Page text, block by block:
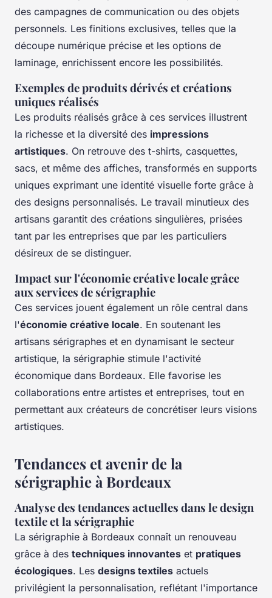
des campagnes de communication ou des objets
personnels. Les finitions exclusives, telles que la
découpe numérique précise et les options de
laminage, enrichissent encore les possibilités.
Exemples de produits dérivés et créations
uniques réalisés
Les produits réalisés grâce à ces services illustrent
la richesse et la diversité des impressions
artistiques. On retrouve des t-shirts, casquettes,
sacs, et même des affiches, transformés en supports
uniques exprimant une identité visuelle forte grâce à
des designs personnalisés. Le travail minutieux des
artisans garantit des créations singulières, prisées
tant par les entreprises que par les particuliers
désireux de se distinguer.
Impact sur l'économie créative locale grâce
aux services de sérigraphie
Ces services jouent également un rôle central dans
l'économie créative locale. En soutenant les
artisans sérigraphes et en dynamisant le secteur
artistique, la sérigraphie stimule l'activité
économique dans Bordeaux. Elle favorise les
collaborations entre artistes et entreprises, tout en
permettant aux créateurs de concrétiser leurs visions
artistiques.
Tendances et avenir de la
sérigraphie à Bordeaux
Analyse des tendances actuelles dans le design
textile et la sérigraphie
La sérigraphie à Bordeaux connaît un renouveau
grâce à des techniques innovantes et pratiques
écologiques. Les designs textiles actuels
privilégient la personnalisation, reflétant l'importance